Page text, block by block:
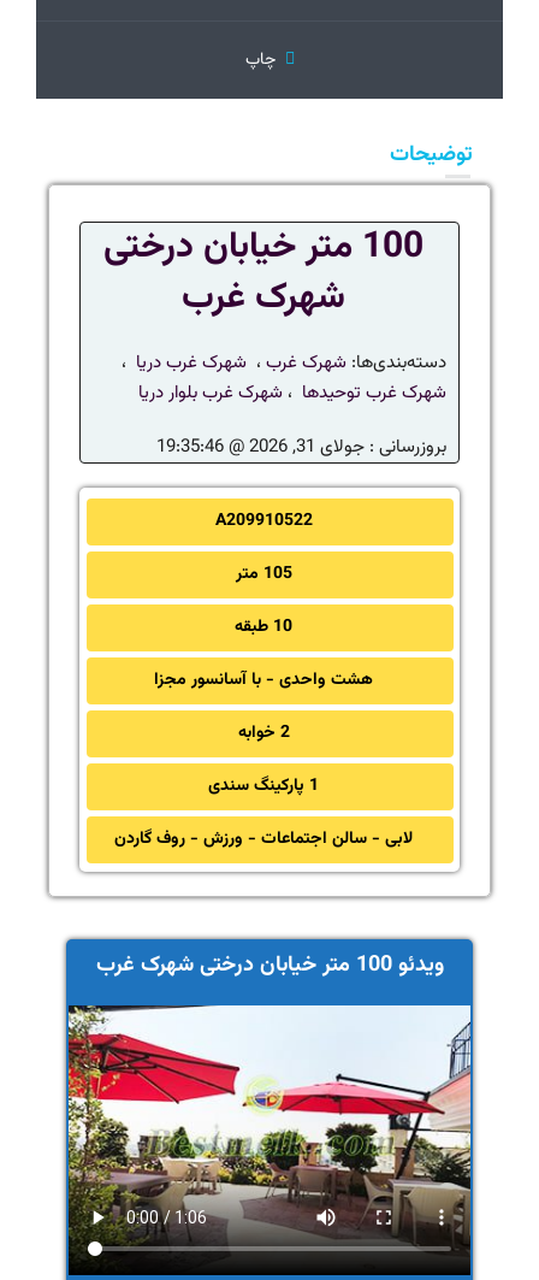
چاپ
توضیحات
100 متر خیابان درختی
شهرک غرب
دسته‌بندی‌ها: شهرک غرب ، شهرک غرب دریا ،
شهرک غرب توحیدها ، شهرک غرب بلوار دریا
بروزرسانی : جولای 31, 2026 @ 19:35:46
A209910522
105 متر
10 طبقه
هشت واحدی - با آسانسور مجزا
2 خوابه
1 پارکینگ سندی
لابی - سالن اجتماعات - ورزش - روف گاردن
ویدئو 100 متر خیابان درختی شهرک غرب